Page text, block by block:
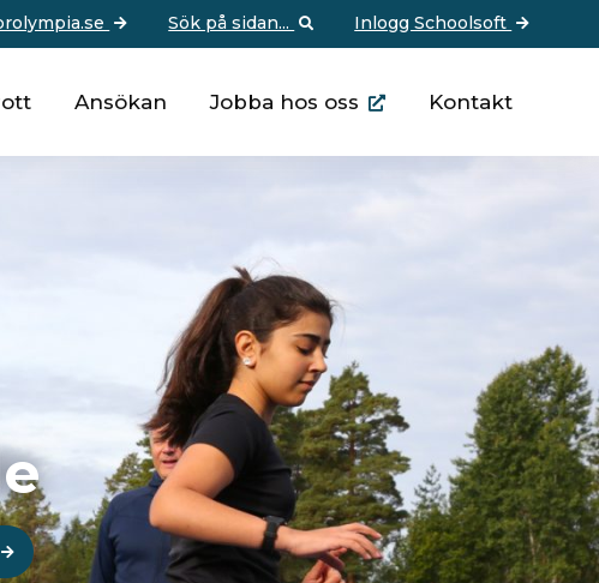
Sök på sidan... Inlogg Schoolsoft
Ansökan Jobba hos oss Kontakt